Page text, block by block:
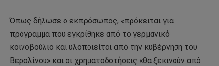
Όπως δήλωσε ο εκπρόσωπος, «πρόκειται για
πρόγραμμα που εγκρίθηκε από το γερμανικό
κοινοβούλιο και υλοποιείται από την κυβέρνηση του
Βερολίνου» και οι χρηματοδοτήσεις «θα ξεκινούν από